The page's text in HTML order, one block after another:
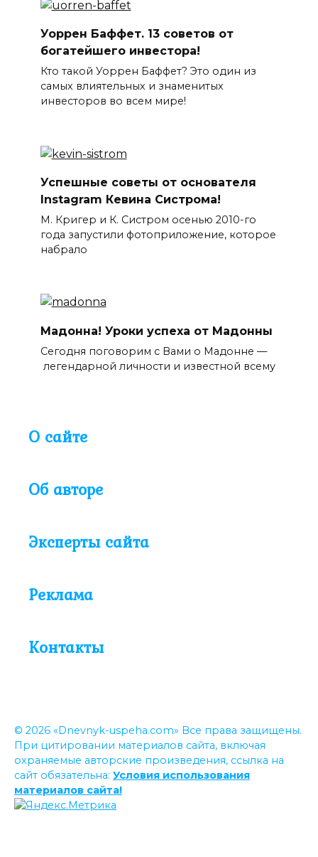
Уоррен Баффет. 13 советов от
богатейшего инвестора!
Кто такой Уоррен Баффет? Это один из
самых влиятельных и знаменитых
инвесторов во всем мире!
Успешные советы от основателя
Instagram Кевина Систрома!
М. Кригер и К. Систром осенью 2010-го
года запустили фотоприложение, которое
набрало
Мадонна! Уроки успеха от Мадонны
Сегодня поговорим с Вами о Мадонне —
легендарной личности и известной всему
О сайте
Об авторе
Эксперты сайта
Реклама
Контакты
© 2026 «Dnevnyk-uspeha.com» Все права защищены.
При цитировании материалов сайта, включая
охраняемые авторские произведения, ссылка на
сайт обязательна: Условия использования
материалов сайта!